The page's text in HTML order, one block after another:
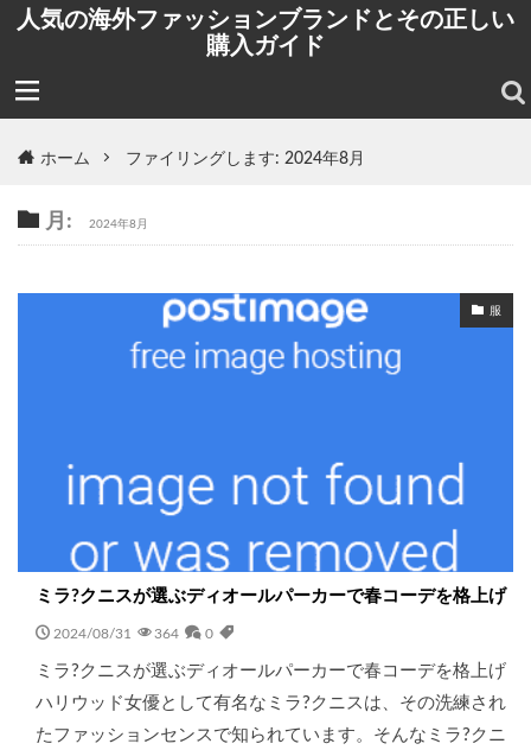
人気の海外ファッションブランドとその正しい
購入ガイド
ホーム ファイリングします: 2024年8月
月: 2024年8月
服
ミラ?クニスが選ぶディオールパーカーで春コーデを格上げ
2024/08/31 364 0
ミラ?クニスが選ぶディオールパーカーで春コーデを格上げ
ハリウッド女優として有名なミラ?クニスは、その洗練され
たファッションセンスで知られています。そんなミラ?クニ